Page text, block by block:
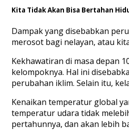
Kita Tidak Akan Bisa Bertahan
Dampak yang disebabkan
merosot bagi nelayan, atau
Kekhawatiran di masa depan
kelompoknya. Hal ini
perubahan iklim. Selain itu,
Kenaikan temperatur global
temperatur udara tidak
pertahunnya, dan akan lebih